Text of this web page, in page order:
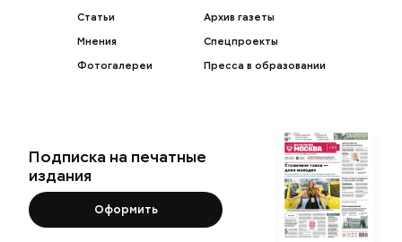
Статьи
Мнения
Фотогалереи
Архив газеты
Спецпроекты
Пресса в образовании
Подписка на печатные
издания
Оформить